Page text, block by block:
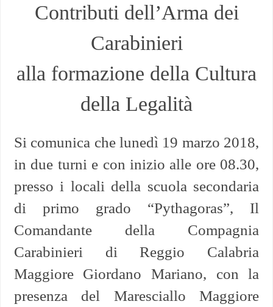
Contributi dell’Arma dei
Carabinieri
alla formazione della Cultura
della Legalità
Si comunica che lunedì 19 marzo 2018,
in due turni e con inizio alle ore 08.30,
presso i locali della scuola secondaria
di primo grado “Pythagoras”, Il
Comandante della Compagnia
Carabinieri di Reggio Calabria
Maggiore Giordano Mariano, con la
presenza del Maresciallo Maggiore